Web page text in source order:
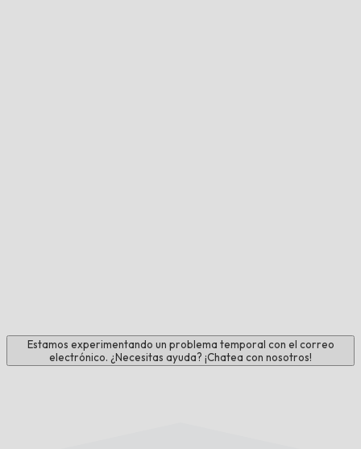
Estamos experimentando un problema temporal con el correo
electrónico. ¿Necesitas ayuda? ¡Chatea con nosotros!